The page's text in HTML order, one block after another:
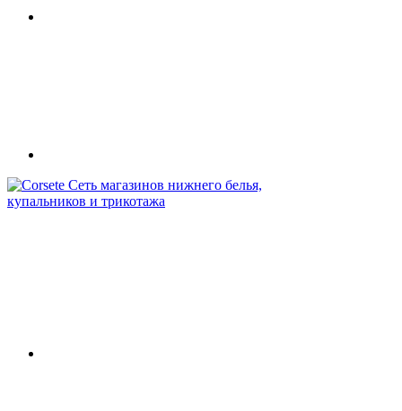
Сеть магазинов нижнего белья,
купальников и трикотажа